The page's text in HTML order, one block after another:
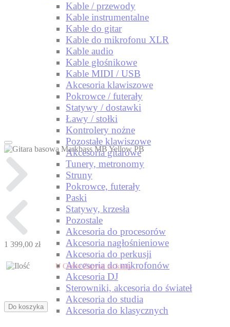
Kable / przewody
Kable instrumentalne
Kable do gitar
Kable do mikrofonu XLR
Kable audio
Kable głośnikowe
Kable MIDI / USB
Akcesoria klawiszowe
Pokrowce / futerały
Statywy / dostawki
Ławy / stołki
Kontrolery nożne
Pozostałe klawiszowe
Akcesoria gitarowe
Tunery, metronomy
Struny
Pokrowce, futerały
Paski
Statywy, krzesła
Pozostale
Akcesoria do procesorów
Akcesoria nagłośnieniowe
Akcesoria do perkusji
Akcesoria do mikrofonów
Akcesoria DJ
Sterowniki, akcesoria do świateł
Akcesoria do studia
Akcesoria do klasycznych
1 399,00 zł
U CiebieZapytaj na kiedy ...
Do koszyka